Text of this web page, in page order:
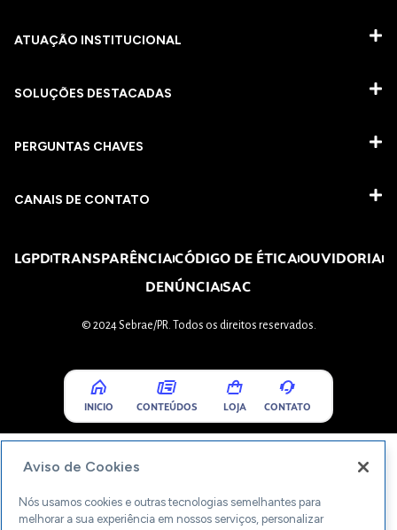
ATUAÇÃO INSTITUCIONAL
SOLUÇÕES DESTACADAS
PERGUNTAS CHAVES​
CANAIS DE CONTATO
LGPDTRANSPARÊNCIACÓDIGO DE ÉTICAOUVIDORIA
DENÚNCIASAC
© 2024 Sebrae/PR. Todos os direitos reservados.
INICIO CONTEÚDOS LOJA CONTATO
Aviso de Cookies
Nós usamos cookies e outras tecnologias semelhantes para
melhorar a sua experiência em nossos serviços, personalizar